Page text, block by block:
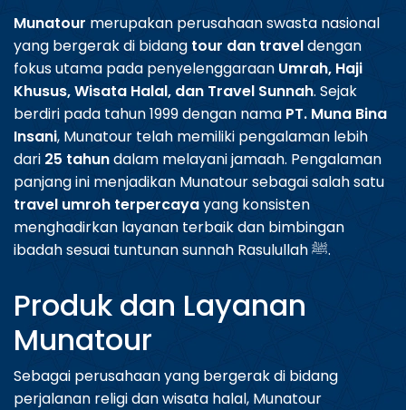
Munatour merupakan perusahaan swasta nasional
yang bergerak di bidang tour dan traveldengan
fokus utama pada penyelenggaraan Umrah, Haji
Khusus, Wisata Halal, dan Travel Sunnah. Sejak
berdiri pada tahun 1999 dengan nama PT. Muna Bina
Insani, Munatour telah memiliki pengalaman lebih
dari 25 tahundalam melayani jamaah. Pengalaman
panjang ini menjadikan Munatour sebagai salah satu
travel umroh terpercayayang konsisten
menghadirkan layanan terbaik dan bimbingan
ibadah sesuai tuntunan sunnah Rasulullah ﷺ.
Produk dan Layanan
Munatour
Sebagai perusahaan yang bergerak di bidang
perjalanan religi dan wisata halal, Munatour